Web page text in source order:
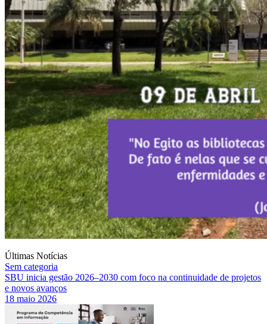
Últimas Notícias
Sem categoria
SBU inicia gestão 2026–2030 com foco na continuidade de projetos
e novos avanços
18 maio 2026